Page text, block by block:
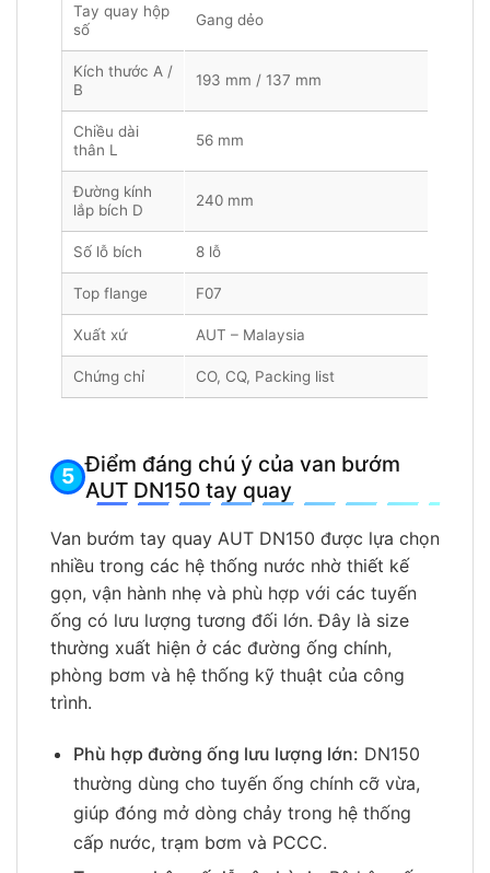
Tay quay hộp
số
Gang dẻo
Kích thước A /
B
193 mm / 137 mm
Chiều dài
thân L
56 mm
Đường kính
lắp bích D
240 mm
Số lỗ bích 8 lỗ
Top flange F07
Xuất xứ AUT – Malaysia
Chứng chỉ CO, CQ, Packing list
Điểm đáng chú ý của van bướm
AUT DN150 tay quay
Van bướm tay quay AUT DN150 được lựa chọn
nhiều trong các hệ thống nước nhờ thiết kế
gọn, vận hành nhẹ và phù hợp với các tuyến
ống có lưu lượng tương đối lớn. Đây là size
thường xuất hiện ở các đường ống chính,
phòng bơm và hệ thống kỹ thuật của công
trình.
Phù hợp đường ống lưu lượng lớn: DN150
thường dùng cho tuyến ống chính cỡ vừa,
giúp đóng mở dòng chảy trong hệ thống
cấp nước, trạm bơm và PCCC.